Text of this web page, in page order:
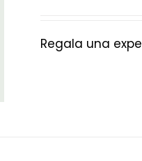
Regala una